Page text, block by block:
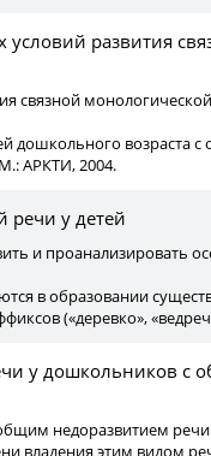
условий развития
связной
дошкольного возраста
АРКТИ, 2004.
речи у детей
и проанализировать
в образовании
(«деревко»,
у дошкольников с
недоразвитием
владения этим видом